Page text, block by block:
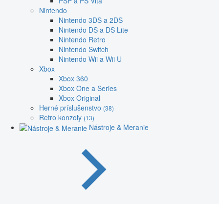
Nintendo
Nintendo 3DS a 2DS
Nintendo DS a DS Lite
Nintendo Retro
Nintendo Switch
Nintendo Wii a Wii U
Xbox
Xbox 360
Xbox One a Series
Xbox Original
Herné príslušenstvo (38)
Retro konzoly (13)
Nástroje & Meranie